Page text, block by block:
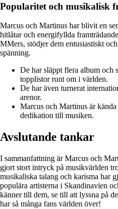
Popularitet och musikalisk
Marcus och Martinus har blivit en
hitlåtar och energifyllda
MMers, stödjer dem entusiastiskt
spänning.
De har släppt flera album och
topplistor runt om i världen.
De har även turnerat
arenor.
Marcus och Martinus är
dedikation till musiken.
Avslutande tankar
I sammanfattning är Marcus och
gjort stort intryck på musikvärlden
musikaliska talang och karisma har
populära artisterna i Skandinavien
känner till dem, se till att lyssna på
har så många fans världen över!